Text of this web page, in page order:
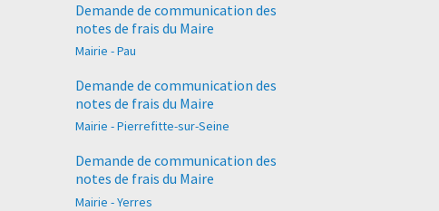
Demande de communication des
notes de frais du Maire
Mairie - Pau
Demande de communication des
notes de frais du Maire
Mairie - Pierrefitte-sur-Seine
Demande de communication des
notes de frais du Maire
Mairie - Yerres